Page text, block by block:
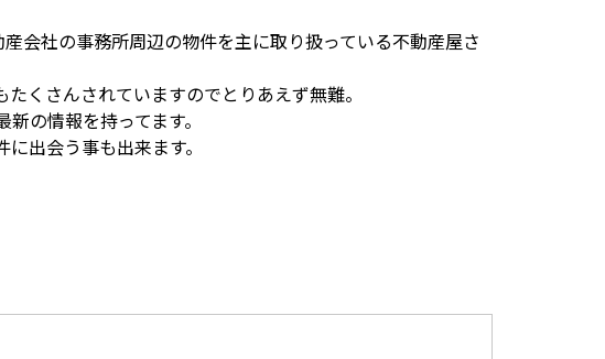
会社の事務所周辺の物件を主に取り扱っている不動産屋さ
くさんされていますのでとりあえず無難。
の情報を持ってます。
出会う事も出来ます。